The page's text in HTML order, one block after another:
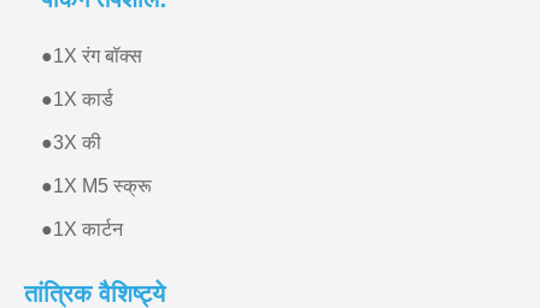
●1X रंग बॉक्स
●1X कार्ड
●3X की
●1X M5 स्क्रू
●1X कार्टन
तांत्रिक वैशिष्ट्ये